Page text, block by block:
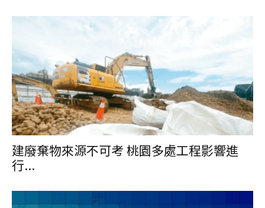
建廢棄物來源不可考 桃園多處工程影響進
行...